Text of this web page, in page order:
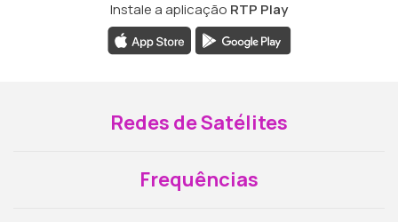
Instale a aplicação RTP Play
Redes de Satélites
Frequências